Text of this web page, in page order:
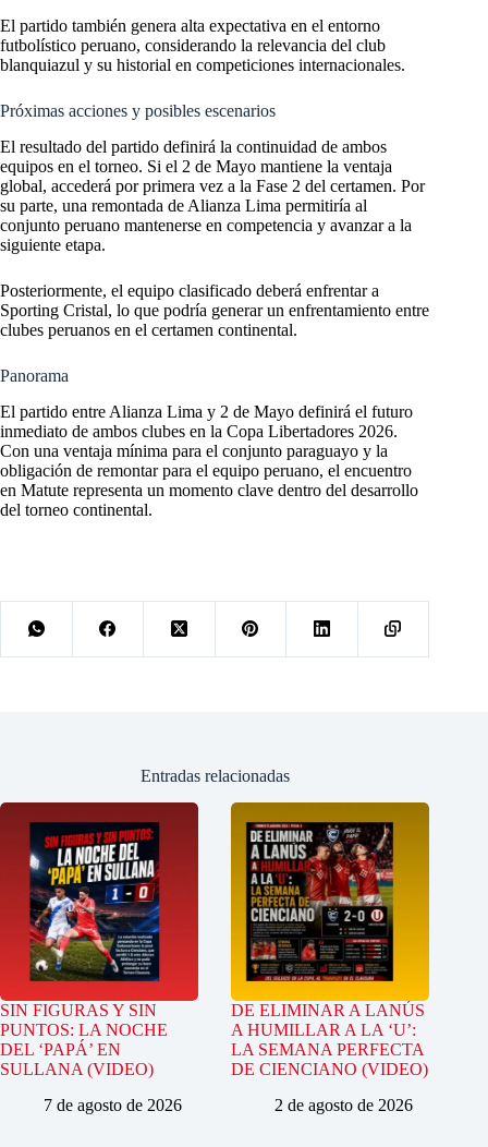
El partido también genera alta expectativa en el entorno
futbolístico peruano, considerando la relevancia del club
blanquiazul y su historial en competiciones internacionales.
Próximas acciones y posibles escenarios
El resultado del partido definirá la continuidad de ambos
equipos en el torneo. Si el 2 de Mayo mantiene la ventaja
global, accederá por primera vez a la Fase 2 del certamen. Por
su parte, una remontada de Alianza Lima permitiría al
conjunto peruano mantenerse en competencia y avanzar a la
siguiente etapa.
Posteriormente, el equipo clasificado deberá enfrentar a
Sporting Cristal, lo que podría generar un enfrentamiento entre
clubes peruanos en el certamen continental.
Panorama
El partido entre Alianza Lima y 2 de Mayo definirá el futuro
inmediato de ambos clubes en la Copa Libertadores 2026.
Con una ventaja mínima para el conjunto paraguayo y la
obligación de remontar para el equipo peruano, el encuentro
en Matute representa un momento clave dentro del desarrollo
del torneo continental.
Entradas relacionadas
SIN FIGURAS Y SIN
PUNTOS: LA NOCHE
DEL ‘PAPÁ’ EN
SULLANA (VIDEO)
7 de agosto de 2026
DE ELIMINAR A LANÚS
A HUMILLAR A LA ‘U’:
LA SEMANA PERFECTA
DE CIENCIANO (VIDEO)
2 de agosto de 2026